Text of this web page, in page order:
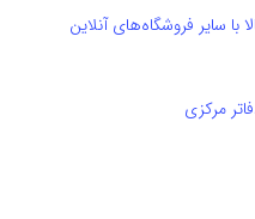
سایر فروشگاه‌های آنلاین
مرکزی